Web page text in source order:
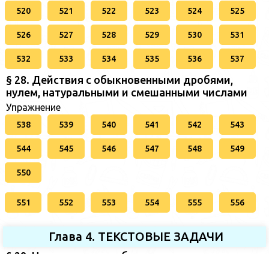
520 521 522 523 524 525
526 527 528 529 530 531
532 533 534 535 536 537
§ 28. Действия с обыкновенными дробями,
нулем, натуральными и смешанными числами
Упражнение
538 539 540 541 542 543
544 545 546 547 548 549
550
551 552 553 554 555 556
Глава 4. ТЕКСТОВЫЕ ЗАДАЧИ